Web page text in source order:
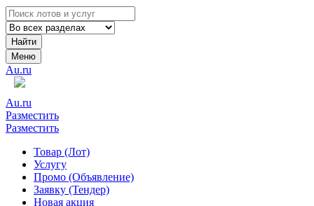
Найти
Меню
Au.ru
Au.ru
Разместить
Разместить
Товар (Лот)
Услугу
Промо (Объявление)
Заявку (Тендер)
Новая акция